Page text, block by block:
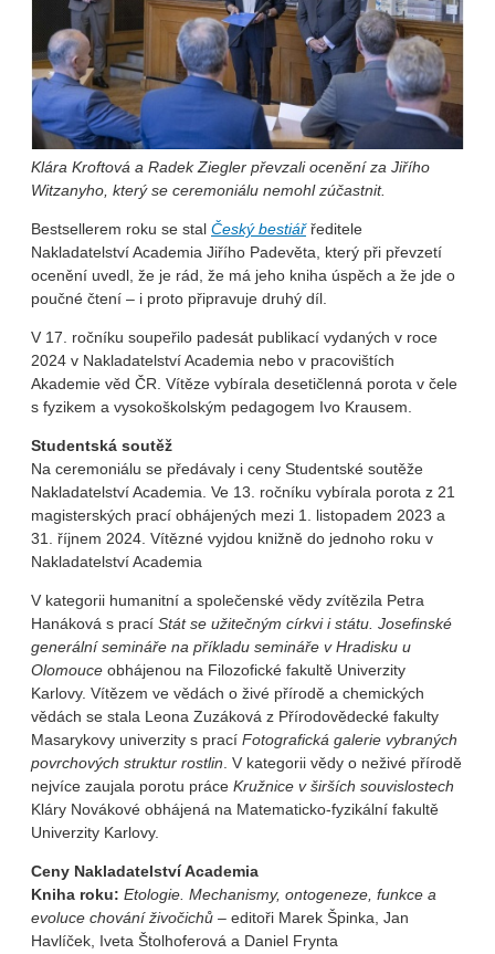
Klára Kroftová a Radek Ziegler převzali ocenění za Jiřího
Witzanyho, který se ceremoniálu nemohl zúčastnit.
Bestsellerem roku se stal Český bestiářředitele
Nakladatelství Academia Jiřího Padevěta, který při převzetí
ocenění uvedl, že je rád, že má jeho kniha úspěch a že jde o
poučné čtení – i proto připravuje druhý díl.
V 17. ročníku soupeřilo padesát publikací vydaných v roce
2024 v Nakladatelství Academia nebo v pracovištích
Akademie věd ČR. Vítěze vybírala desetičlenná porota v čele
s fyzikem a vysokoškolským pedagogem Ivo Krausem.
Studentská soutěž
Na ceremoniálu se předávaly i ceny Studentské soutěže
Nakladatelství Academia. Ve 13. ročníku vybírala porota z 21
magisterských prací obhájených mezi 1. listopadem 2023 a
31. říjnem 2024. Vítězné vyjdou knižně do jednoho roku v
Nakladatelství Academia
V kategorii humanitní a společenské vědy zvítězila Petra
Hanáková s prací Stát se užitečným církvi i státu. Josefinské
generální semináře na příkladu semináře v Hradisku u
Olomouce obhájenou na Filozofické fakultě Univerzity
Karlovy. Vítězem ve vědách o živé přírodě a chemických
vědách se stala Leona Zuzáková z Přírodovědecké fakulty
Masarykovy univerzity s prací Fotografická galerie vybraných
povrchových struktur rostlin . V kategorii vědy o neživé přírodě
nejvíce zaujala porotu práce Kružnice v širších souvislostech
Kláry Novákové obhájená na Matematicko-fyzikální fakultě
Univerzity Karlovy.
Ceny Nakladatelství Academia
Kniha roku: Etologie. Mechanismy, ontogeneze, funkce a
evoluce chování živočichů – editoři Marek Špinka, Jan
Havlíček, Iveta Štolhoferová a Daniel Frynta